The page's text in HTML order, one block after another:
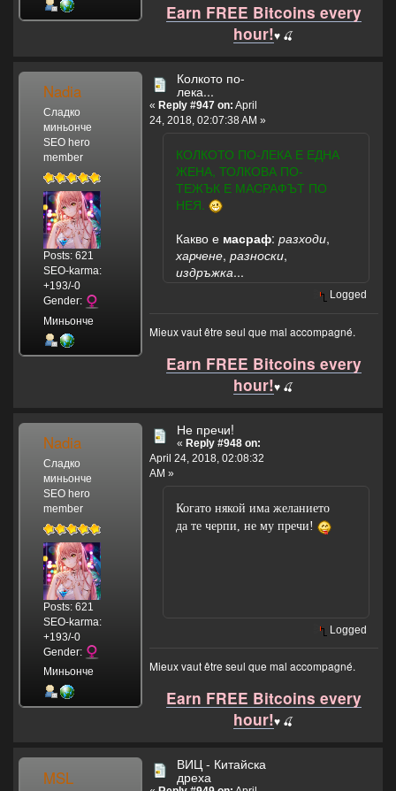
Earn FREE Bitcoins every
hour!♥️ 🍒
Nadia
Сладко
миньонче
SEO hero
member
Posts: 621
SEO-karma:
+193/-0
Gender:
Миньонче
Колкото по-
лека...
« Reply #947 on: April
24, 2018, 02:07:38 AM »
КОЛКОТО ПО-ЛЕКА Е ЕДНА
ЖЕНА, ТОЛКОВА ПО-
ТЕЖЪК Е МАСРАФЪТ ПО
НЕЯ.
Какво е масраф: разходи,
харчене, разноски,
издръжка...
Logged
Mieux vaut être seul que mal accompagné.
Earn FREE Bitcoins every
hour!♥️ 🍒
Nadia
Сладко
миньонче
SEO hero
member
Posts: 621
SEO-karma:
+193/-0
Gender:
Миньонче
Не пречи!
« Reply #948 on:
April 24, 2018, 02:08:32
AM »
Когато някой има желанието
да те черпи, не му пречи!
Logged
Mieux vaut être seul que mal accompagné.
Earn FREE Bitcoins every
hour!♥️ 🍒
MSL
ВИЦ - Китайска
дреха